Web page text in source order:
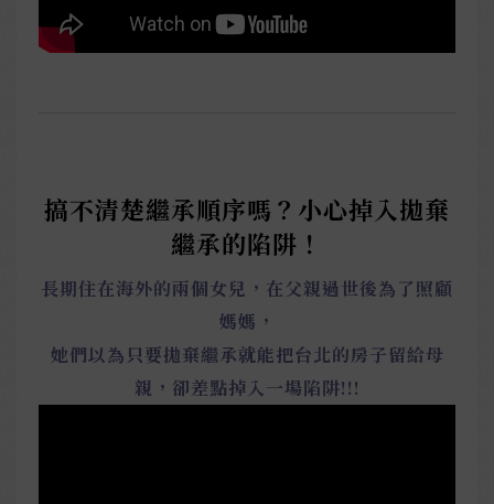
搞不清楚繼承順序嗎？小心掉入拋棄
繼承的陷阱！
長期住在海外的兩個女兒，在父親過世後為了照顧
媽媽，
她們以為只要拋棄繼承就能把台北的房子留給母
親，卻差點掉入一場陷阱!!!